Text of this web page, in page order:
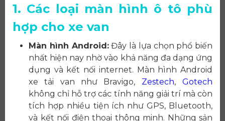
1. Các loại màn hình ô tô phù
hợp cho xe van
Màn hình Android:Đây là lựa chọn phổ biến
nhất hiện nay nhờ vào khả năng đa dạng ứng
dụng và kết nối internet. Màn hình Android
xe tải van như Bravigo, Zestech,
Gotech
không chỉ hỗ trợ các tính năng giải trí mà còn
tích hợp nhiều tiện ích như GPS, Bluetooth,
và kết nối điện thoại thông minh. Những sản